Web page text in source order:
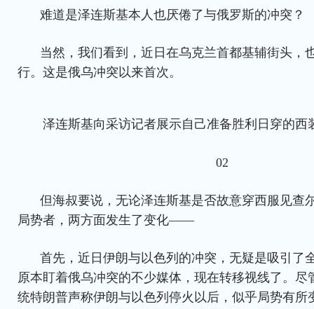
难道是泽连斯基本人也厌倦了与俄罗斯的冲突？
当然，我们看到，近日在乌克兰首都基辅街头，
行。这是俄乌冲突以来首次。
泽连斯基向采访记者展示自己准备胜利日穿的西
02
但海叔要说，无论泽连斯基是否故意穿西服见查
局势者，两方面发生了变化——
首先，近日伊朗与以色列的冲突，无疑是吸引了
原本盯着俄乌冲突的不少媒体，现在转移视线了。
统特朗普声称伊朗与以色列停火以后，似乎局势有所